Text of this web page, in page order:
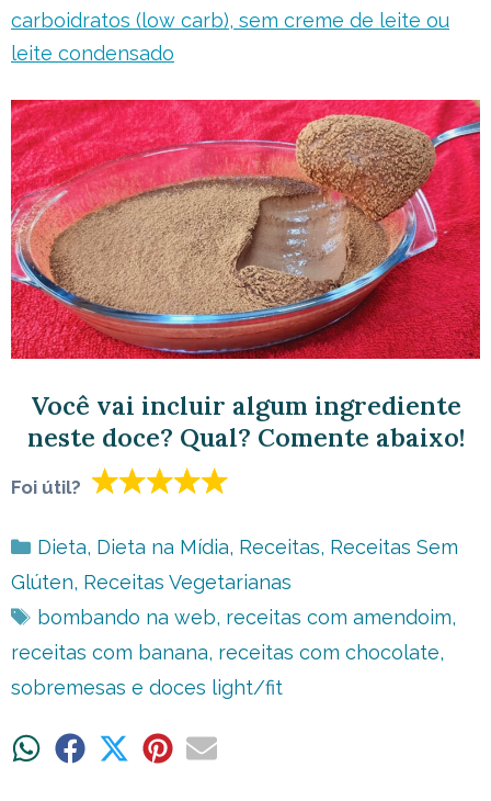
carboidratos (low carb), sem creme de leite ou
leite condensado
Você vai incluir algum ingrediente
neste doce? Qual? Comente abaixo!
Foi útil?
Categorias
Dieta, Dieta na Mídia, Receitas, Receitas Sem
Glúten, Receitas Vegetarianas
Tags
bombando na web, receitas com amendoim,
receitas com banana, receitas com chocolate,
sobremesas e doces light/fit
ShareShare ShareShareShare